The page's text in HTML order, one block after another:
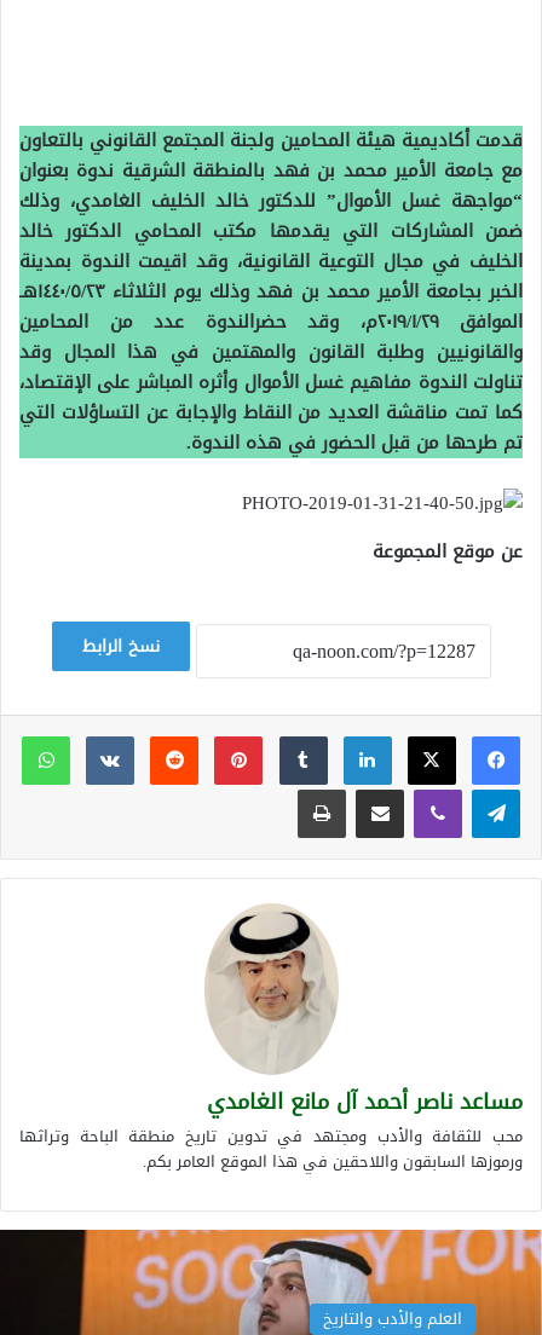
قدمت أكاديمية هيئة المحامين ولجنة المجتمع القانوني بالتعاون
مع جامعة الأمير محمد بن فهد بالمنطقة الشرقية ندوة بعنوان
“مواجهة غسل الأموال” للدكتور خالد الخليف الغامدي، وذلك
ضمن المشاركات التي يقدمها مكتب المحامي الدكتور خالد
الخليف في مجال التوعية القانونية، وقد اقيمت الندوة بمدينة
الخبر بجامعة الأمير محمد بن فهد وذلك يوم الثلاثاء ١٤٤٠/٥/٢٣هـ
الموافق ٢٠١٩/١/٢٩م، وقد حضرالندوة عدد من المحامين
والقانونيين وطلبة القانون والمهتمين في هذا المجال وقد
تناولت الندوة مفاهيم غسل الأموال وأثره المباشر على الإقتصاد،
كما تمت مناقشة العديد من النقاط والإجابة عن التساؤلات التي
تم طرحها من قبل الحضور في هذه الندوة.
عن موقع المجموعة
نسخ الرابط
لينكدإن ‏Tumblr بينتيريست
‏Reddit
‏VKontakte
تيلقرام ڤايبر مشاركة عبر البريد طباعة
مساعد ناصر أحمد آل مانع الغامدي
محب للثقافة والأدب ومجتهد في تدوين تاريخ منطقة الباحة وتراثها
ورموزها السابقون واللاحقين في هذا الموقع العامر بكم.
العلم والأدب والتاريخ